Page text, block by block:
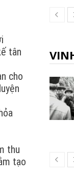
tân
cho
thu
tạo